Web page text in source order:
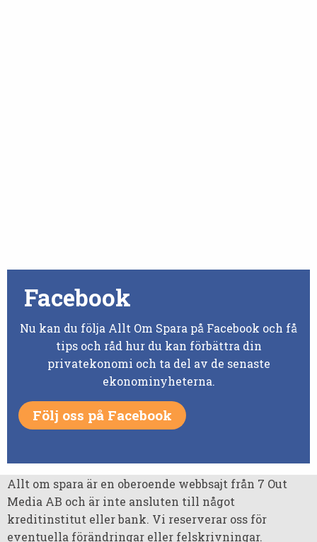
Facebook
Nu kan du följa Allt Om Spara på Facebook och få
tips och råd hur du kan förbättra din
privatekonomi och ta del av de senaste
ekonominyheterna.
Följ oss på Facebook
Allt om spara är en oberoende webbsajt från 7 Out
Media AB och är inte ansluten till något
kreditinstitut eller bank. Vi reserverar oss för
eventuella förändringar eller felskrivningar.